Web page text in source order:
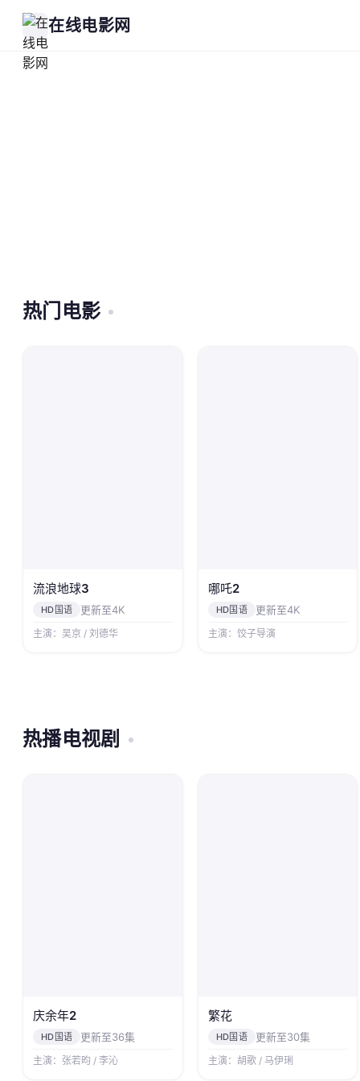
在线电影网
热门电影
流浪地球3
HD国语 更新至4K
主演：吴京 / 刘德华
哪吒2
HD国语 更新至4K
主演：饺子导演
热播电视剧
庆余年2
HD国语 更新至36集
主演：张若昀 / 李沁
繁花
HD国语 更新至30集
主演：胡歌 / 马伊琍